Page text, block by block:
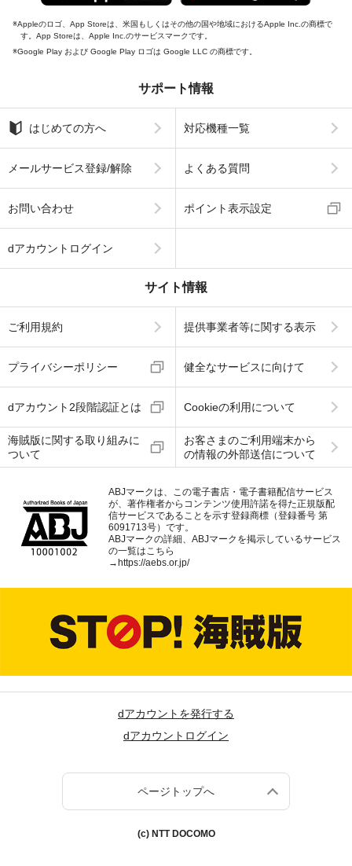
Appleのロゴ、App Storeは、米国もしくはその他の国や地域におけるApple Inc.の商標で
す。App Storeは、Apple Inc.のサービスマークです。
Google Play および Google Play ロゴは Google LLC の商標です。
サポート情報
はじめての方へ 対応機種一覧
メールサービス登録/解除 よくある質問
お問い合わせ ポイント表示設定
dアカウントログイン
サイト情報
ご利用規約 提供事業者等に関する表示
プライバシーポリシー 健全なサービスに向けて
dアカウント2段階認証とは Cookieの利用について
海賊版に関する取り組みに
ついて
お客さまのご利用端末から
の情報の外部送信について
ABJマークは、この電子書店・電子書籍配信サービス
が、著作権者からコンテンツ使用許諾を得た正規版配
信サービスであることを示す登録商標（登録番号 第
6091713号）です。
ABJマークの詳細、ABJマークを掲示しているサービス
の一覧はこちら
→ https://aebs.or.jp/
dアカウントを発行する
dアカウントログイン
ページトップへ
(c) NTT DOCOMO